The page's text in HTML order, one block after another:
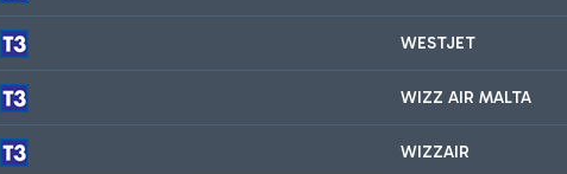
WESTJET
WIZZ AIR MALTA
WIZZAIR